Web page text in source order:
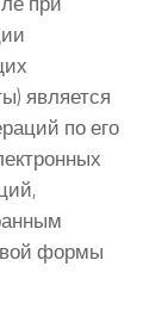
является
по его
формы